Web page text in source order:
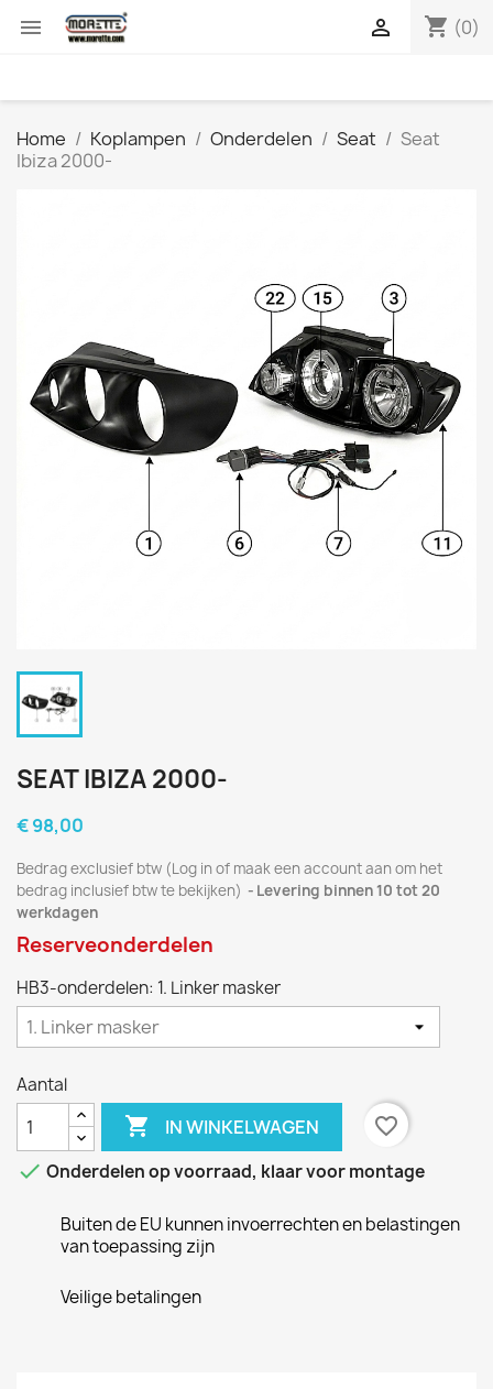
 shopping_cart (0)

Home Koplampen Onderdelen Seat
Seat
Ibiza 2000-
SEAT IBIZA 2000-
€ 98,00
Bedrag exclusief btw (Log in of maak een account aan om het
bedrag inclusief btw te bekijken)
Levering binnen 10 tot 20
werkdagen
Reserveonderdelen
HB3-onderdelen: 1. Linker masker
Aantal
 IN WINKELWAGEN
favorite_border
 Onderdelen op voorraad, klaar voor montage
Buiten de EU kunnen invoerrechten en belastingen
van toepassing zijn
Veilige betalingen